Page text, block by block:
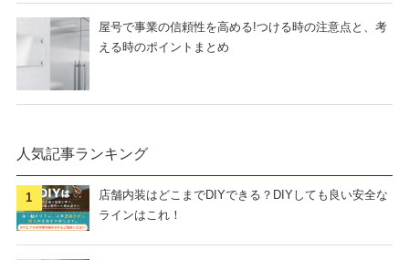
屋号で事業の信頼性を高める!つける時の注意点と、考
える時のポイントまとめ
人気記事ランキング
店舗内装はどこまでDIYできる？DIYしても良い安全な
ラインはこれ！